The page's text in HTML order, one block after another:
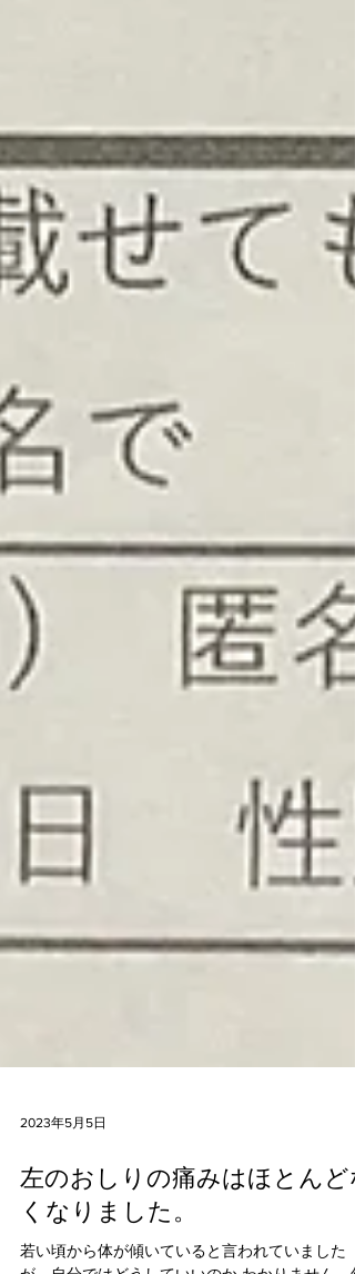
左のおしりの痛みはほとんど
くなりました。